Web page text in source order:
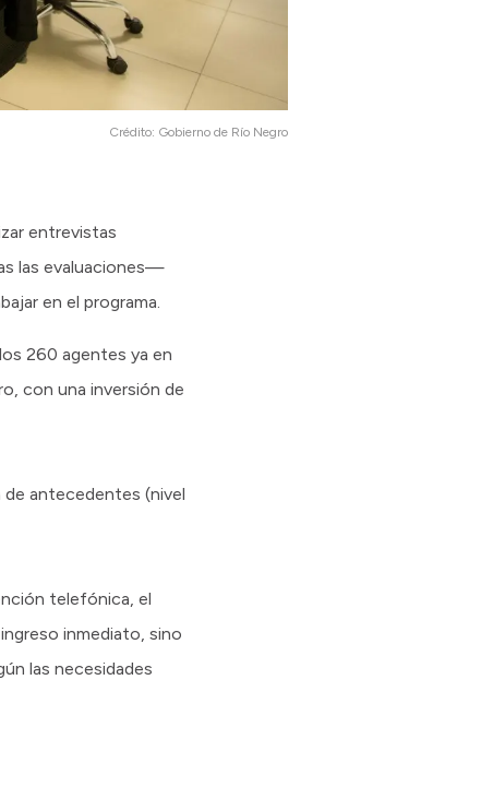
Crédito: Gobierno de Río Negro
entrevistas
las evaluaciones—
en el programa.
260 agentes ya en
con una inversión de
antecedentes (nivel
telefónica, el
inmediato, sino
las necesidades